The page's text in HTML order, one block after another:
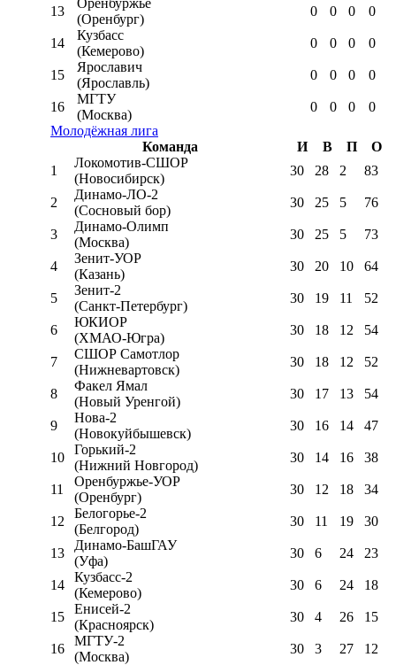
13
Оренбуржье
(Оренбург)
0 0 0 0
14
Кузбасс
(Кемерово)
0 0 0 0
15
Ярославич
(Ярославль)
0 0 0 0
16
МГТУ
(Москва)
0 0 0
0
Молодёжная лига
Команда
И В П
О
1
Локомотив-CШОР
(Новосибирск)
30 28 2 83
2
Динамо-ЛО-2
(Сосновый бор)
30 25 5 76
3
Динамо-Олимп
(Москва)
30 25 5 73
4
Зенит-УОР
(Казань)
30 20 10 64
5
Зенит-2
(Санкт-Петербург)
30 19 11 52
6
ЮКИОР
(ХМАО-Югра)
30 18 12 54
7
СШОР Самотлор
(Нижневартовск)
30 18 12 52
8
Факел Ямал
(Новый Уренгой)
30 17 13 54
9
Нова-2
(Новокуйбышевск)
30 16 14 47
10
Горький-2
(Нижний Новгород)
30 14 16 38
11
Оренбуржье-УОР
(Оренбург)
30 12 18 34
12
Белогорье-2
(Белгород)
30 11 19 30
13
Динамо-БашГАУ
(Уфа)
30 6 24 23
14
Кузбасс-2
(Кемерово)
30 6 24 18
15
Енисей-2
(Красноярск)
30 4 26 15
16
МГТУ-2
(Москва)
30 3 27 12